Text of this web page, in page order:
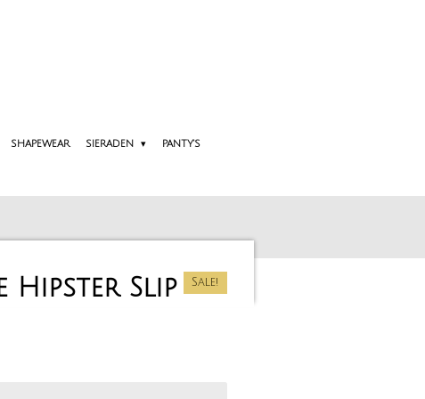
SHAPEWEAR SIERADEN PANTY'S
Hipster Slip Sale!